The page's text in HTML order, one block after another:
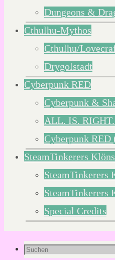
Dungeons &
Cthulhu-Mythos
Cthulhu/
Drygolstadt
Cyberpunk RED
Cyberpunk &
ALL. IS.
Cyberpunk
SteamTinkerers
SteamTinkerers
SteamTinkerers
Special Credits
Suchen